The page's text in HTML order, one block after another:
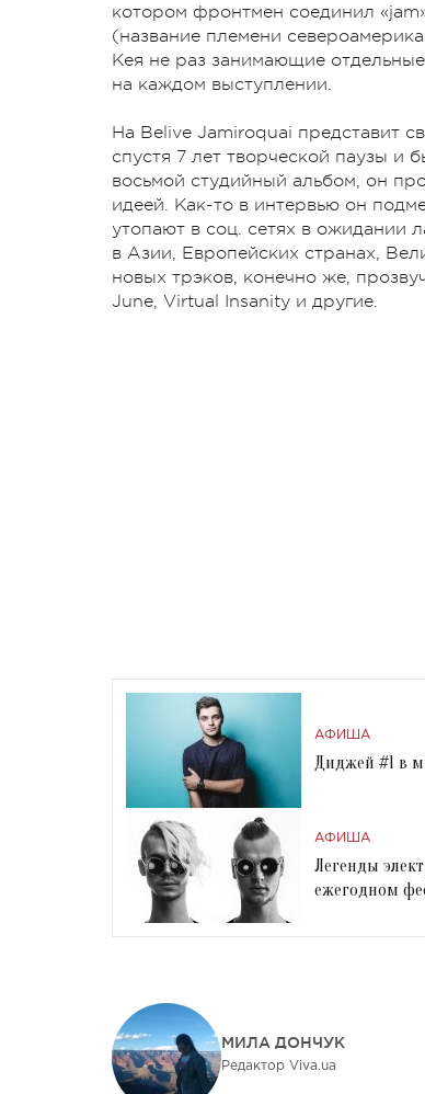
котором фронтмен соединил
(название племени
Кея не раз занимающие
на каждом выступлении.
На Belive Jamiroquai представит
спустя 7 лет творческой паузы
восьмой студийный альбом, он
идеей. Как-то в интервью он
утопают в соц. сетях в ожидании
в Азии, Европейских странах,
новых трэков, конечно же,
June, Virtual Insanity и другие.
АФИША
Диджей #1 в
АФИША
Легенды
ежегодном
МИЛА ДОНЧУК
Редактор Viva.ua